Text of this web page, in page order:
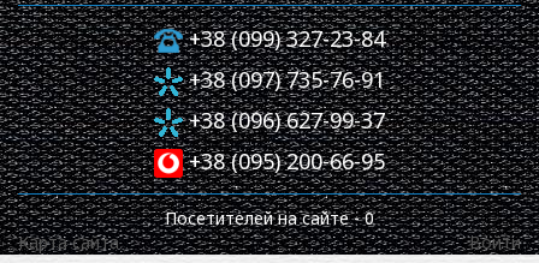
+38 (099) 327-23-84
+38 (097) 735-76-91
+38 (096) 627-99-37
+38 (095) 200-66-95
Посетителей на сайте -0
Карта сайта
Войти